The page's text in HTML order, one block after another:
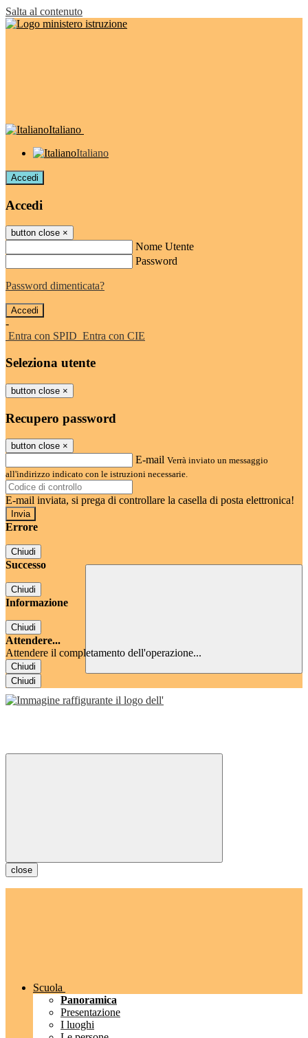
Salta al contenuto
Italiano
Italiano
Accedi
Accedi
button close ×
Nome Utente
Password
Password dimenticata?
-
Entra con SPID Entra con CIE
Seleziona utente
button close ×
Recupero password
button close ×
E-mail Verrà inviato un messaggio
all'indirizzo indicato con le istruzioni necessarie.
E-mail inviata, si prega di controllare la casella di posta elettronica!
Errore
Chiudi
Successo
Chiudi
Informazione
Chiudi
Attendere...
Attendere il completamento dell'operazione...
Chiudi
Chiudi
close
Scuola
Panoramica
Presentazione
I luoghi